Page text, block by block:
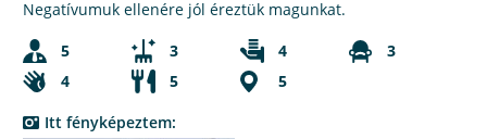
Negatívumuk ellenére jól éreztük magunkat.
5
3 4
3
4
5
5
Itt fényképeztem: